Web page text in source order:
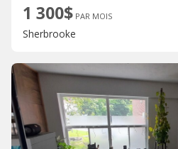
1 300$ PAR MOIS
Sherbrooke